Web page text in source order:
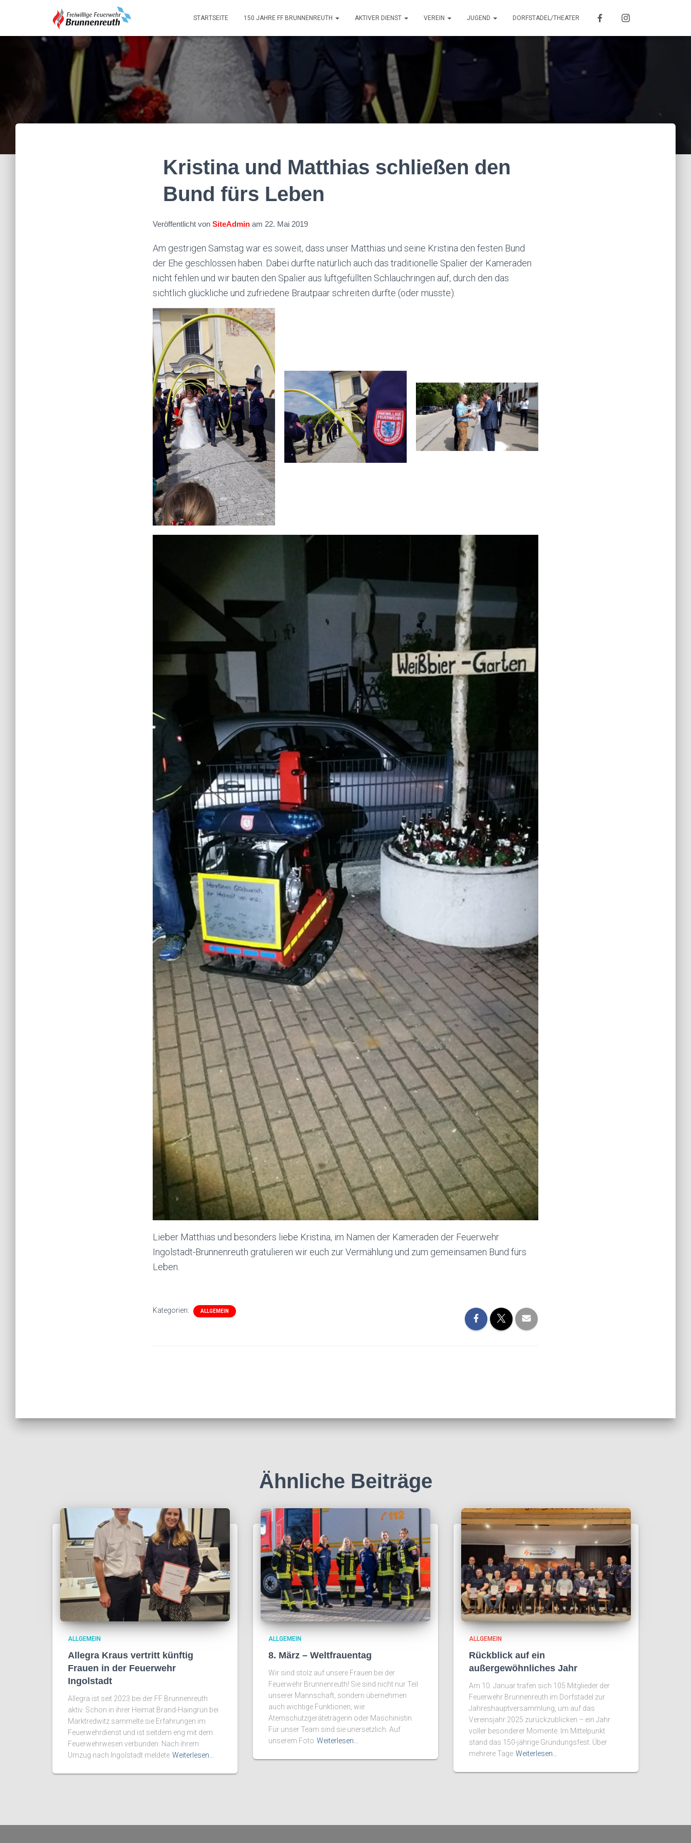
STARTSEITE 150 JAHRE FF BRUNNENREUTH AKTIVER DIENST VEREIN JUGEND DORFSTADEL/THEATER
Kristina und Matthias schließen den
Bund fürs Leben
Veröffentlicht von SiteAdmin am 22. Mai 2019
Am gestrigen Samstag war es soweit, dass unser Matthias und seine Kristina den festen Bund
der Ehe geschlossen haben. Dabei durfte natürlich auch das traditionelle Spalier der Kameraden
nicht fehlen und wir bauten den Spalier aus luftgefüllten Schlauchringen auf, durch den das
sichtlich glückliche und zufriedene Brautpaar schreiten durfte (oder musste).
Lieber Matthias und besonders liebe Kristina, im Namen der Kameraden der Feuerwehr
Ingolstadt-Brunnenreuth gratulieren wir euch zur Vermählung und zum gemeinsamen Bund fürs
Leben.
Kategorien: ALLGEMEIN
Ähnliche Beiträge
ALLGEMEIN
Allegra Kraus vertritt künftig
Frauen in der Feuerwehr
Ingolstadt
Allegra ist seit 2023 bei der FF Brunnenreuth
aktiv. Schon in ihrer Heimat Brand-Haingrün bei
Marktredwitz sammelte sie Erfahrungen im
Feuerwehrdienst und ist seitdem eng mit dem
Feuerwehrwesen verbunden. Nach ihrem
Umzug nach Ingolstadt meldete Weiterlesen…
ALLGEMEIN
8. März – Weltfrauentag
Wir sind stolz auf unsere Frauen bei der
Feuerwehr Brunnenreuth! Sie sind nicht nur Teil
unserer Mannschaft, sondern übernehmen
auch wichtige Funktionen, wie
Atemschutzgeräteträgerin oder Maschinistin.
Für unser Team sind sie unersetzlich. Auf
unserem Foto Weiterlesen…
ALLGEMEIN
Rückblick auf ein
außergewöhnliches Jahr
Am 10. Januar trafen sich 105 Mitglieder der
Feuerwehr Brunnenreuth im Dorfstadel zur
Jahreshauptversammlung, um auf das
Vereinsjahr 2025 zurückzublicken – ein Jahr
voller besonderer Momente. Im Mittelpunkt
stand das 150-jährige Gründungsfest. Über
mehrere Tage Weiterlesen…